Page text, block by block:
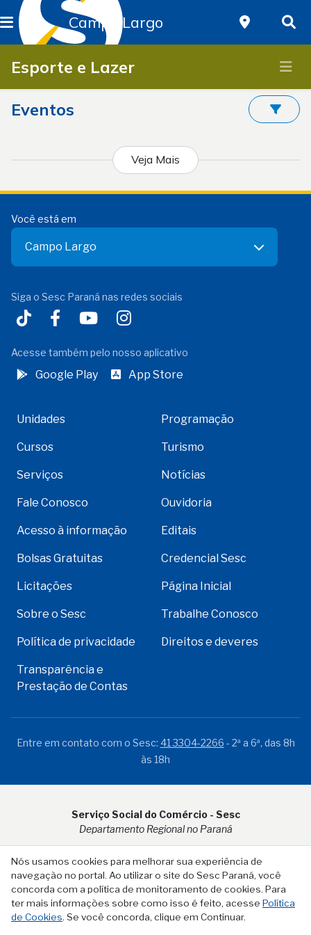
Nós usamos cookies para melhorar sua experiência de
navegação no portal. Ao utilizar o site do Sesc Paraná, você
concorda com a política de monitoramento de cookies. Para
ter mais informações sobre como isso é feito, acesse Política
de Cookies. Se você concorda, clique em Continuar.
Campo Largo
Esporte e Lazer
Eventos
Veja Mais
Você está em
Campo Largo
Siga o Sesc Paraná nas redes sociais
Acesse também pelo nosso aplicativo
Google Play App Store
Unidades Programação
Cursos Turismo
Serviços Notícias
Fale Conosco Ouvidoria
Acesso à informação Editais
Bolsas Gratuitas Credencial Sesc
Licitações Página Inicial
Sobre o Sesc Trabalhe Conosco
Política de privacidade Direitos e deveres
Transparência e
Prestação de Contas
Entre em contato com o Sesc: 41 3304-2266 - 2ª a 6ª, das 8h
às 18h
Serviço Social do Comércio - Sesc
Departamento Regional no Paraná
Rua Visconde do Rio Branco, 931 - CEP 80.410-001 - Curitiba -
PR